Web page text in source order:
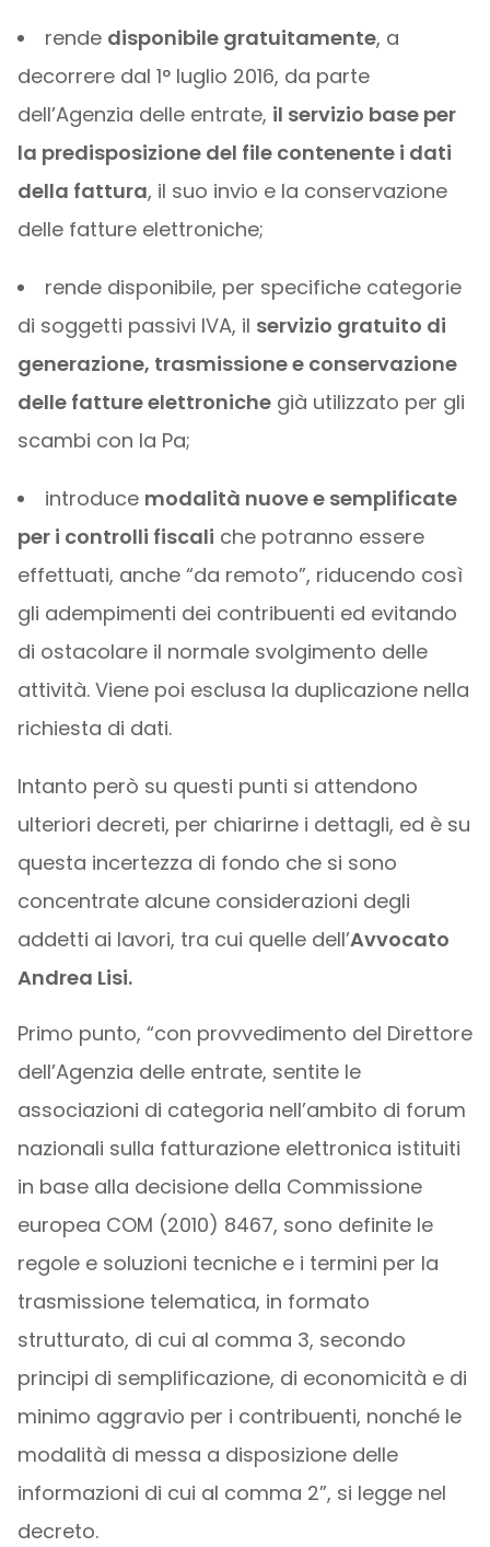
rende disponibile gratuitamente, a
decorrere dal 1° luglio 2016, da parte
dell’Agenzia delle entrate, il servizio base per
la predisposizione del file contenente i dati
della fattura, il suo invio e la conservazione
delle fatture elettroniche;
rende disponibile, per specifiche categorie
di soggetti passivi IVA, il servizio gratuito di
generazione, trasmissione e conservazione
delle fatture elettronichegià utilizzato per gli
scambi con la Pa;
introduce modalità nuove e semplificate
per i controlli fiscali che potranno essere
effettuati, anche “da remoto”, riducendo così
gli adempimenti dei contribuenti ed evitando
di ostacolare il normale svolgimento delle
attività. Viene poi esclusa la duplicazione nella
richiesta di dati.
Intanto però su questi punti si attendono
ulteriori decreti, per chiarirne i dettagli, ed è su
questa incertezza di fondo che si sono
concentrate alcune considerazioni degli
addetti ai lavori, tra cui quelle dell’Avvocato
Andrea Lisi.
Primo punto, “con provvedimento del Direttore
dell’Agenzia delle entrate, sentite le
associazioni di categoria nell’ambito di forum
nazionali sulla fatturazione elettronica istituiti
in base alla decisione della Commissione
europea COM (2010) 8467, sono definite le
regole e soluzioni tecniche e i termini per la
trasmissione telematica, in formato
strutturato, di cui al comma 3, secondo
principi di semplificazione, di economicità e di
minimo aggravio per i contribuenti, nonché le
modalità di messa a disposizione delle
informazioni di cui al comma 2”, si legge nel
decreto.